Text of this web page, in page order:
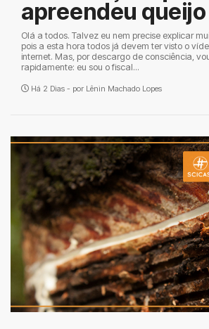
apreendeu queijo
Olá a todos. Talvez eu nem precise explicar
pois a esta hora todos já devem ter visto o
internet. Mas, por descargo de consciência,
rapidamente: eu sou o fiscal...
Há 2 Dias - por Lênin Machado Lopes